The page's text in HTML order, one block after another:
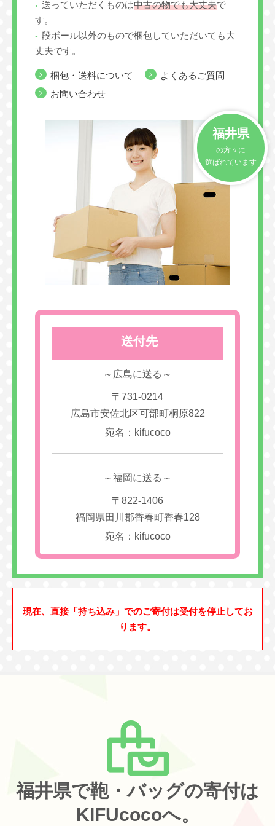
送っていただくものは中古の物でも大丈夫で
す。
段ボール以外のもので梱包していただいても大
丈夫です。
梱包・送料について
よくあるご質問
お問い合わせ
福井県
の方々に
選ばれています
送付先
～広島に送る～
〒731-0214
広島市安佐北区可部町桐原822
宛名：kifucoco
～福岡に送る～
〒822-1406
福岡県田川郡香春町香春128
宛名：kifucoco
現在、直接「持ち込み」でのご寄付は受付を停止してお
ります。
福井県で鞄・バッグの寄付は
KIFUcocoへ。